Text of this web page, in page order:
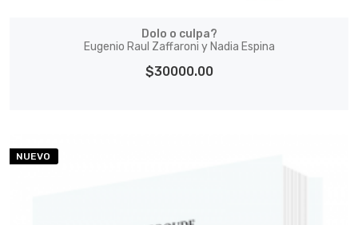
Dolo o culpa?
Eugenio Raul Zaffaroni y Nadia Espina
$30000.00
NUEVO